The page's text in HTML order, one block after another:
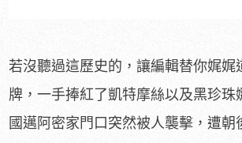
若沒聽過這歷史的，讓編輯替你娓
牌，一手捧紅了凱特摩絲以及黑珍
國邁阿密家門口突然被人襲擊，遭